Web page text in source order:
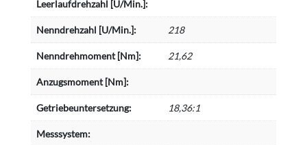
Leerlaufdrehzahl [U/Min.]:
Nenndrehzahl [U/Min.]: 218
Nenndrehmoment [Nm]: 21,62
Anzugsmoment [Nm]:
Getriebeuntersetzung: 18,36:1
Messsystem: